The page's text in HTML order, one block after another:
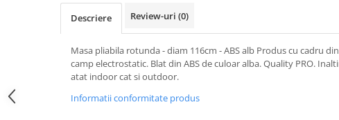
Descriere Review-uri (0)
Masa pliabila rotunda - diam 116cm - ABS alb Produs cu cadru
camp electrostatic. Blat din ABS de culoar alba. Quality PRO.
atat indoor cat si outdoor.
Informatii conformitate produs